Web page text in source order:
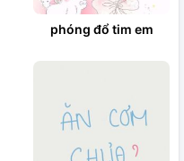
phóng đổ tim em